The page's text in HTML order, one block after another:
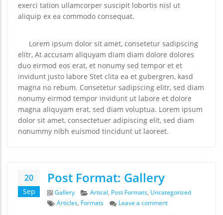
exerci tation ullamcorper suscipit lobortis nisl ut
aliquip ex ea commodo consequat.
Lorem ipsum dolor sit amet, consetetur sadipscing
elitr, At accusam aliquyam diam diam dolore dolores
duo eirmod eos erat, et nonumy sed tempor et et
invidunt justo labore Stet clita ea et gubergren, kasd
magna no rebum. Consetetur sadipscing elitr, sed diam
nonumy eirmod tempor invidunt ut labore et dolore
magna aliquyam erat, sed diam voluptua. Lorem ipsum
dolor sit amet, consectetuer adipiscing elit, sed diam
nonummy nibh euismod tincidunt ut laoreet.
20
Sep
Post Format: Gallery
Format
Gallery Categories
Artical, Post Formats, Uncategorized
Tags
Articles, Formats Leave a commenton Post Format: